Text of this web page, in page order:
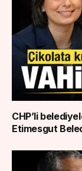
CHP’li
Etimesgut